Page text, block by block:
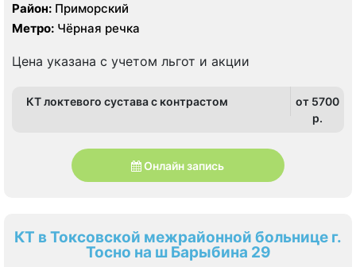
Район: Приморский
Метро: Чёрная речка
Цена указана с учетом льгот и акции
КТ локтевого сустава с контрастом
от 5700
p.
Онлайн запись
КТ в Токсовской межрайонной больнице г.
Тосно на ш Барыбина 29